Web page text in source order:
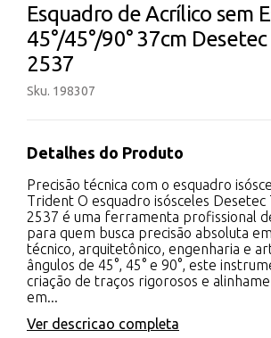
Esquadro de Acrílico sem
45°/45°/90° 37cm
2537
Sku. 198307
Detalhes do Produto
Precisão técnica com o esquadro
Trident O esquadro isósceles
2537 é uma ferramenta profissional
para quem busca precisão absoluta
técnico, arquitetônico, engenharia e
ângulos de 45°, 45° e 90°, este
criação de traços rigorosos e
em...
Ver descricao completa